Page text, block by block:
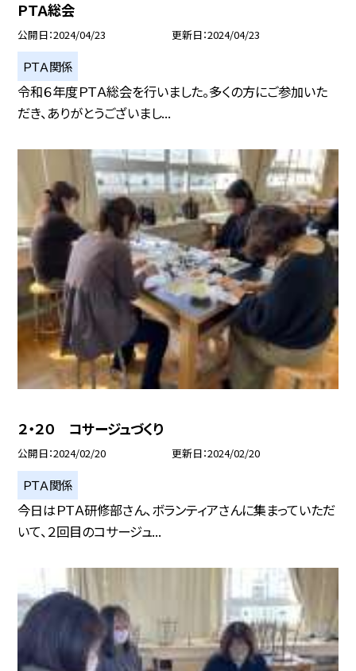
ＰＴＡ総会
公開日 2024/04/23 更新日 2024/04/23
ＰＴＡ関係
令和６年度ＰＴＡ総会を行いました。多くの方にご参加いた
だき、ありがとうございまし...
２・２０ コサージュづくり
公開日 2024/02/20 更新日 2024/02/20
ＰＴＡ関係
今日はＰＴＡ研修部さん、ボランティアさんに集まっていただ
いて、２回目のコサージュ...